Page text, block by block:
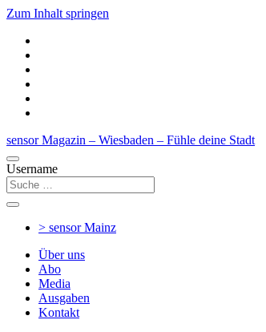
Zum Inhalt springen
sensor Magazin – Wiesbaden – Fühle deine Stadt
Username
> sensorMainz
Über uns
Abo
Media
Ausgaben
Kontakt